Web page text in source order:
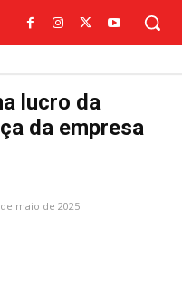
lucro da
da empresa
maio de 2025